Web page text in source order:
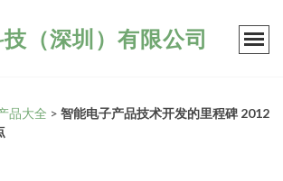
（深圳）有限公司
品大全 > 智能电子产品技术开发的里程碑 2012